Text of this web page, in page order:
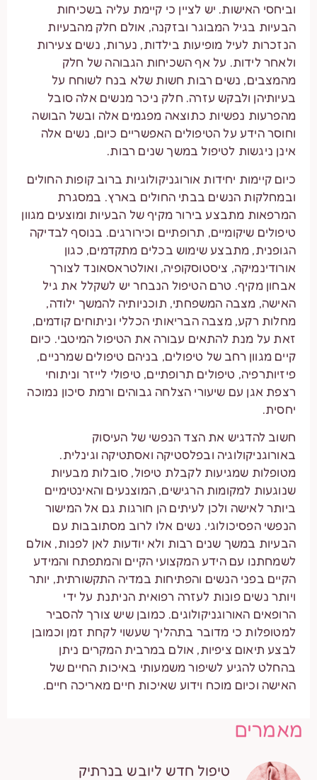
וביחסי האישות. יש לציין כי קיימת עליה בשכיחות
הבעיות בגיל המבוגר ובזקנה, אולם חלק מהבעיות
הנזכרות לעיל מופיעות בילדות, נערות, נשים צעירות
ולאחר לידות. על אף השכיחות הגבוהה של חלק
מהמצבים, נשים רבות חשות שלא בנח לשוחח על
בעיותיהן ולבקש עזרה. חלק ניכר מנשים אלה סובל
מהפרעות נפשיות כתוצאה מפגמים אלה ובשל הבושה
וחוסר הידע על הטיפולים האפשריים כיום, נשים אלה
אינן ניגשות לטיפול במשך שנים רבות.
כיום קיימות יחידות אורוגניקולוגיות ברוב קופות החולים
ובמחלקות הנשים בבתי החולים בארץ. במסגרת
המרפאות מתבצע בירור מקיף של הבעיות ומוצעים מגוון
טיפולים שיקומיים, תרופתיים וכירורגים. בנוסף לבדיקה
הגופנית, מתבצע שימוש בכלים מתקדמים, כגון
אורודינמיקה, ציסטוסקופיה, ואולטראסאונד לצורך
אבחון מקיף. טרם הטיפול הנבחר יש לשקלל את גיל
האישה, מצבה המשפחתי, תוכניותיה להמשך ילודה,
מחלות רקע, מצבה הבריאותי הכללי וניתוחים קודמים,
זאת על מנת להתאים עבורה את הטיפול המיטבי. כיום
קיים מגוון רחב של טיפולים, בניהם טיפולים שמרניים,
פיזיותרפיה, טיפולים תרופתיים, טיפולי לייזר וניתוחי
רצפת אגן עם שיעורי הצלחה גבוהים ורמת סיכון נמוכה
יחסית.
חשוב להדגיש את הצד הנפשי של העיסוק
באורוגניקולוגיה ובפלסטיקה ואסתטיקה וגינלית.
מטופלות שמגיעות לקבלת טיפול, סובלות מבעיות
שנוגעות למקומות הרגישים, המוצנעים והאינטימיים
ביותר לאישה ולכן לעיתים הן חורגות גם אל המישור
הנפשי הפסיכולוגי. נשים אלו לרוב מסתובבות עם
הבעיות במשך שנים רבות ולא יודעות לאן לפנות, אולם
לשמחתנו עם הידע המקצועי הקיים והמתפתח והמידע
הקיים בפני הנשים והפתיחות במדיה התקשורתית, יותר
ויותר נשים פונות לעזרה רפואית הניתנת על ידי
הרופאים האורוגניקולוגים. כמובן שיש צורך להסביר
למטופלות כי מדובר בתהליך שעשוי לקחת זמן וכמובן
לבצע תיאום ציפיות, אולם במרבית המקרים ניתן
בהחלט להגיע לשיפור משמעותי באיכות החיים של
האישה וכיום מוכח וידוע שאיכות חיים מאריכה חיים.
מאמרים
טיפול חדש ליובש בנרתיק